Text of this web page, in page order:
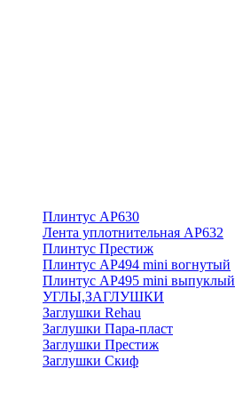
Плинтус АР630
Лента уплотнительная АР632
Плинтус Престиж
Плинтус АР494 mini вогнутый
Плинтус АР495 mini выпуклый
УГЛЫ,ЗАГЛУШКИ
Заглушки Rehau
Заглушки Пара-пласт
Заглушки Престиж
Заглушки Скиф